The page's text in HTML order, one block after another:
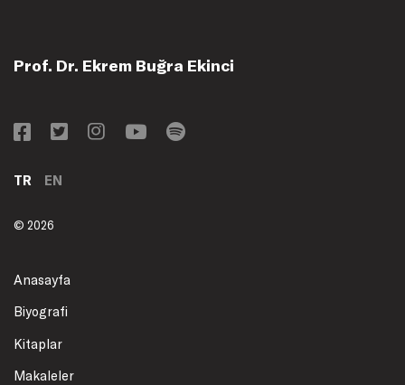
Prof. Dr. Ekrem Buğra Ekinci
TR EN
© 2026
Anasayfa
Biyografi
Kitaplar
Makaleler